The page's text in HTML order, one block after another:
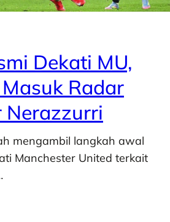
Dekati MU,
Radar
Nerazzurri
mengambil langkah awal
Manchester United terkait